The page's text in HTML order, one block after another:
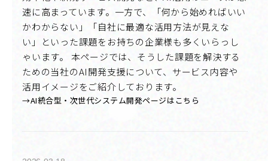
速に高まっています。一方で、「何から始めればいい
かわからない」「自社に最適な活用方法が見えな
い」といった課題をお持ちの企業様も多くいらっし
ゃいます。 本ページでは、そうした課題を解決する
ための当社のAI開発支援について、サービス内容や
活用イメージをご紹介しております。
→AI統合型・次世代システム開発ページはこちら